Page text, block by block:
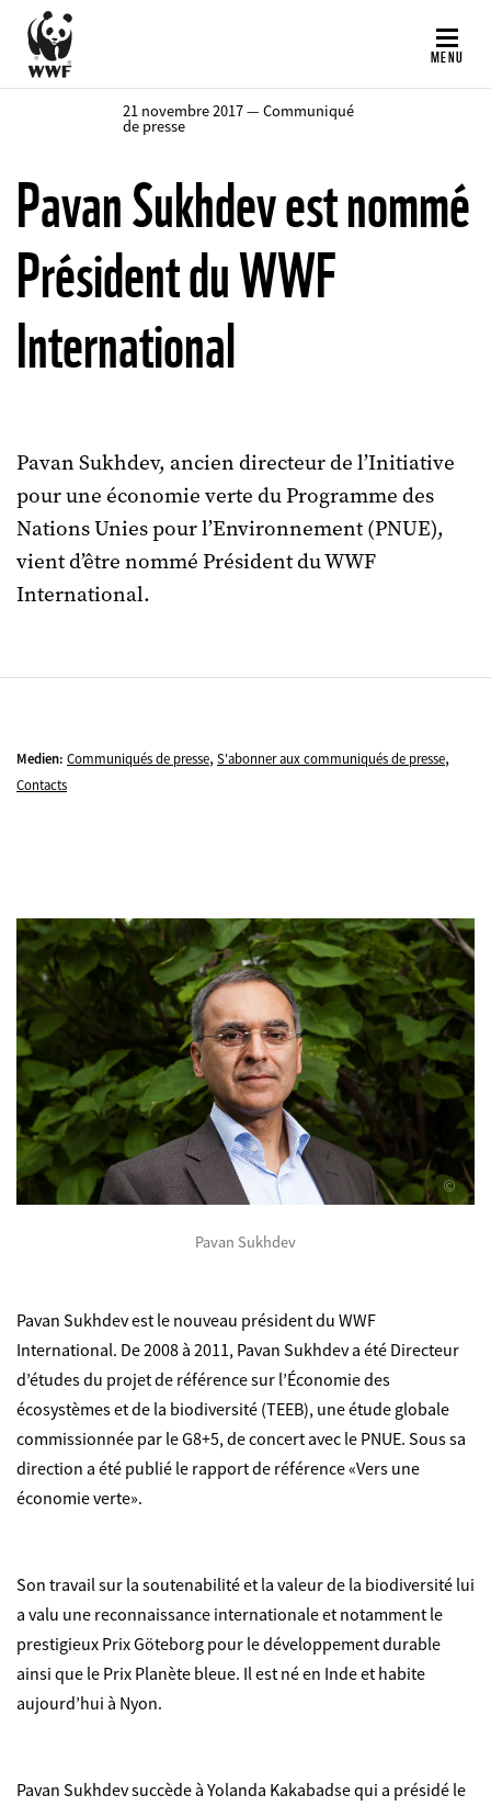
contenu
principal
MENU
21 novembre 2017 — Communiqué
de presse
Pavan Sukhdev est nommé
Président du WWF
International
Pavan Sukhdev, ancien directeur de l’Initiative
pour une économie verte du Programme des
Nations Unies pour l’Environnement (PNUE),
vient d’être nommé Président du WWF
International.
Medien: Communiqués de presse, S'abonner aux communiqués de presse,
Contacts
©
Pavan Sukhdev
Pavan Sukhdev est le nouveau président du WWF
International. De 2008 à 2011, Pavan Sukhdev a été Directeur
d’études du projet de référence sur l’Économie des
écosystèmes et de la biodiversité (TEEB), une étude globale
commissionnée par le G8+5, de concert avec le PNUE. Sous sa
direction a été publié le rapport de référence «Vers une
économie verte».
Son travail sur la soutenabilité et la valeur de la biodiversité lui
a valu une reconnaissance internationale et notamment le
prestigieux Prix Göteborg pour le développement durable
ainsi que le Prix Planète bleue. Il est né en Inde et habite
aujourd’hui à Nyon.
Pavan Sukhdev succède à Yolanda Kakabadse qui a présidé le